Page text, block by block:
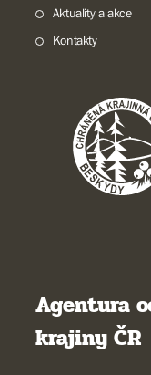
Aktuality a akce
Kontakty
Agentura
krajiny ČR